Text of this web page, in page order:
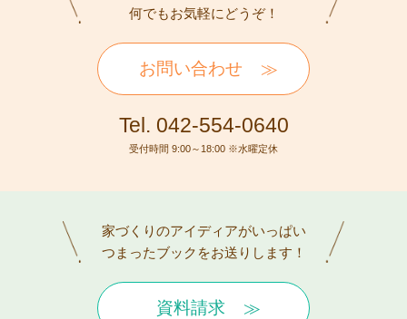
何でもお気軽にどうぞ！
お問い合わせ
Tel. 042-554-0640
受付時間 9:00～18:00 ※水曜定休
家づくりのアイディアがいっぱい
つまったブックをお送りします！
資料請求